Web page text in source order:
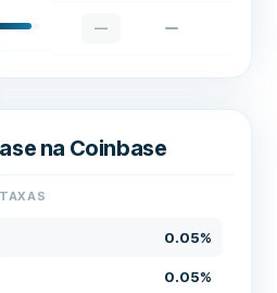
—
na Coinbase
0.05%
0.05%